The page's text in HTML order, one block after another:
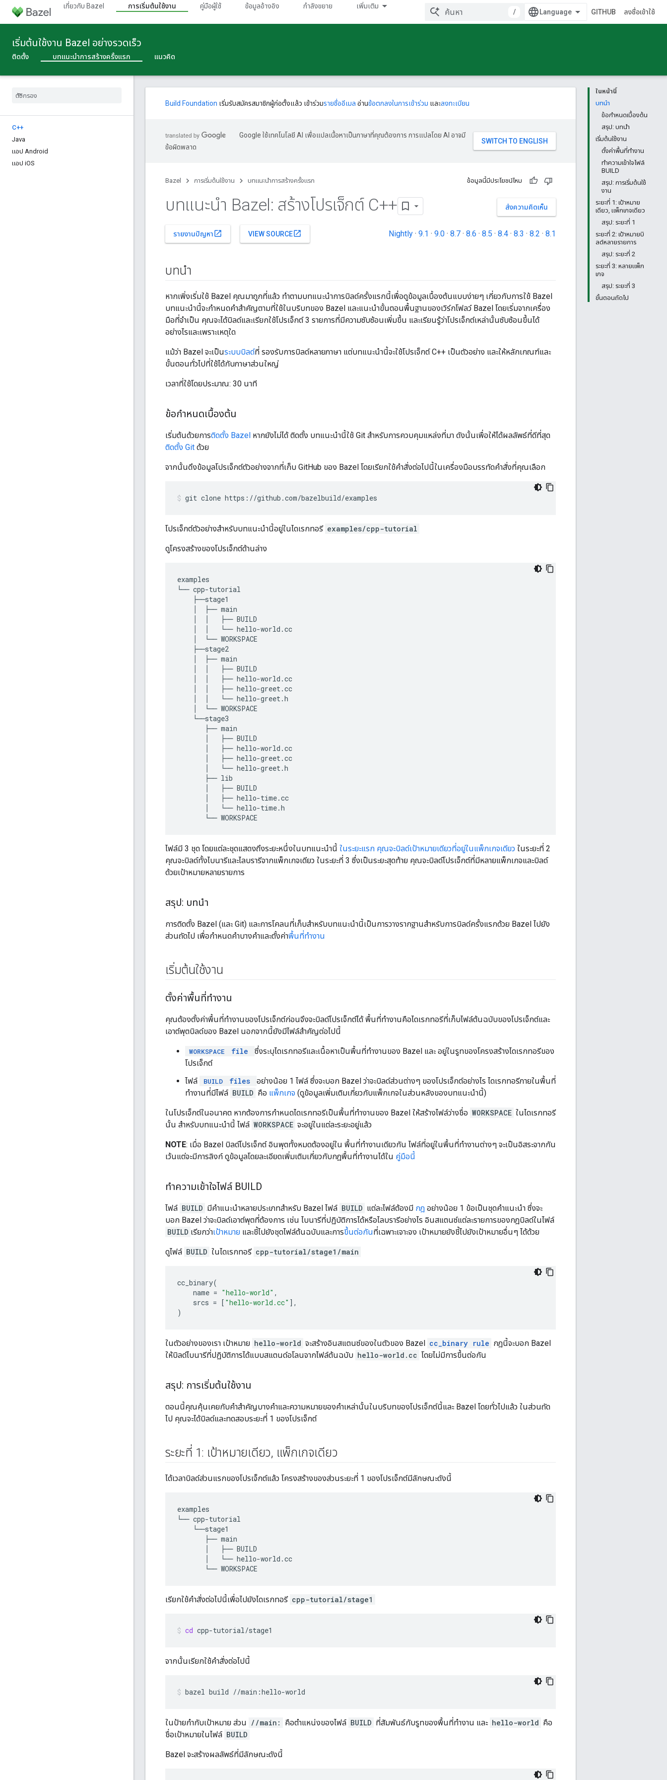
เกี่ยวกับ Bazel การเริ่มต้นใช้งาน คู่มือผู้ใช้ ข้อมูลอ้างอิง กําลังขยาย เพิ่มเติม
/ GITHUB ลงชื่อเข้าใช้
เริ่มต้นใช้งาน Bazel อย่างรวดเร็ว
ติดตั้ง บทแนะนําการสร้างครั้งแรก แนวคิด
C++
Java
แอป Android
แอป iOS
ในหน้านี้
บทนำ
ข้อกำหนดเบื้องต้น
สรุป: บทนำ
เริ่มต้นใช้งาน
ตั้งค่าพื้นที่ทำงาน
ทำความเข้าใจไฟล์
BUILD
สรุป: การเริ่มต้นใช้
งาน
ระยะที่ 1: เป้าหมาย
เดียว, แพ็กเกจเดียว
สรุป: ระยะที่ 1
ระยะที่ 2: เป้าหมายบิ
ลด์หลายรายการ
สรุป: ระยะที่ 2
ระยะที่ 3: หลายแพ็ก
เกจ
สรุป: ระยะที่ 3
ขั้นตอนถัดไป
Build Foundation เริ่มรับสมัครสมาชิกผู้ก่อตั้งแล้ว เข้าร่วมรายชื่ออีเมล อ่านข้อตกลงในการเข้าร่วม และลงทะเบียน
Google ใช้เทคโนโลยี AI เพื่อแปลเนื้อหาเป็นภาษาที่คุณต้องการ การแปลโดย AI อาจมี
ข้อผิดพลาด
Bazel การเริ่มต้นใช้งาน บทแนะนําการสร้างครั้งแรก ข้อมูลนี้มีประโยชน์ไหม
ส่งความคิดเห็น
บทแนะนำ Bazel: สร้างโปรเจ็กต์ C++
รายงานปัญหา open_in_new VIEW SOURCEopen_in_new Nightly · 9.1 · 9.0 · 8.7 · 8.6 · 8.5 · 8.4 · 8.3 · 8.2 · 8.1
บทนำ
หากเพิ่งเริ่มใช้ Bazel คุณมาถูกที่แล้ว ทำตามบทแนะนำการบิลด์ครั้งแรกนี้เพื่อดูข้อมูลเบื้องต้นแบบง่ายๆ เกี่ยวกับการใช้ Bazel
บทแนะนำนี้จะกำหนดคำสำคัญตามที่ใช้ในบริบทของ Bazel และแนะนำขั้นตอนพื้นฐานของเวิร์กโฟลว์ Bazel โดยเริ่มจากเครื่อง
มือที่จำเป็น คุณจะได้บิลด์และเรียกใช้โปรเจ็กต์ 3 รายการที่มีความซับซ้อนเพิ่มขึ้น และเรียนรู้ว่าโปรเจ็กต์เหล่านั้นซับซ้อนขึ้นได้
อย่างไรและเพราะเหตุใด
แม้ว่า Bazel จะเป็นระบบบิลด์ที่ รองรับการบิลด์หลายภาษา แต่บทแนะนำนี้จะใช้โปรเจ็กต์ C++ เป็นตัวอย่าง และให้หลักเกณฑ์และ
ขั้นตอนทั่วไปที่ใช้ได้กับภาษาส่วนใหญ่
เวลาที่ใช้โดยประมาณ: 30 นาที
ข้อกำหนดเบื้องต้น
เริ่มต้นด้วยการติดตั้ง Bazel หากยังไม่ได้ ติดตั้ง บทแนะนำนี้ใช้ Git สำหรับการควบคุมแหล่งที่มา ดังนั้นเพื่อให้ได้ผลลัพธ์ที่ดีที่สุด
ติดตั้ง Git ด้วย
จากนั้นดึงข้อมูลโปรเจ็กต์ตัวอย่างจากที่เก็บ GitHub ของ Bazel โดยเรียกใช้คำสั่งต่อไปนี้ในเครื่องมือบรรทัดคำสั่งที่คุณเลือก
git clone https://github.com/bazelbuild/examples
โปรเจ็กต์ตัวอย่างสำหรับบทแนะนำนี้อยู่ในไดเรกทอรี examples/cpp-tutorial
ดูโครงสร้างของโปรเจ็กต์ด้านล่าง
examples
└── cpp-tutorial
├──stage1
├── main
├── BUILD
└── hello-world .cc
└── WORKSPACE
├──stage2
├── main
├── BUILD
├── hello-world .cc
├── hello-greet.cc
└── hello-greet.h
└── WORKSPACE
└──stage3
├── main
├── BUILD
├── hello-world .cc
├── hello-greet.cc
└── hello-greet.h
├── lib
├── BUILD
├── hello-time.cc
└── hello-time.h
└── WORKSPACE
ไฟล์มี 3 ชุด โดยแต่ละชุดแสดงถึงระยะหนึ่งในบทแนะนำนี้ ในระยะแรก คุณจะบิลด์เป้าหมายเดียวที่อยู่ในแพ็กเกจเดียว ในระยะที่ 2
คุณจะบิลด์ทั้งไบนารีและไลบรารีจากแพ็กเกจเดียว ในระยะที่ 3 ซึ่งเป็นระยะสุดท้าย คุณจะบิลด์โปรเจ็กต์ที่มีหลายแพ็กเกจและบิลด์
ด้วยเป้าหมายหลายรายการ
สรุป: บทนำ
การติดตั้ง Bazel (และ Git) และการโคลนที่เก็บสำหรับบทแนะนำนี้เป็นการวางรากฐานสำหรับการบิลด์ครั้งแรกด้วย Bazel ไปยัง
ส่วนถัดไป เพื่อกำหนดคำบางคำและตั้งค่าพื้นที่ทำงาน
เริ่มต้นใช้งาน
ตั้งค่าพื้นที่ทำงาน
คุณต้องตั้งค่าพื้นที่ทำงานของโปรเจ็กต์ก่อนจึงจะบิลด์โปรเจ็กต์ได้ พื้นที่ทำงานคือไดเรกทอรีที่เก็บไฟล์ต้นฉบับของโปรเจ็กต์และ
เอาต์พุตบิลด์ของ Bazel นอกจากนี้ยังมีไฟล์สำคัญต่อไปนี้
WORKSPACE file
ซึ่งระบุไดเรกทอรีและเนื้อหาเป็นพื้นที่ทำงานของ Bazel และ อยู่ในรูทของโครงสร้างไดเรกทอรีของ
โปรเจ็กต์
ไฟล์
BUILD files
อย่างน้อย 1 ไฟล์ ซึ่งจะบอก Bazel ว่าจะบิลด์ส่วนต่างๆ ของโปรเจ็กต์อย่างไร ไดเรกทอรีภายในพื้นที่
ทำงานที่มีไฟล์ BUILD คือ แพ็กเกจ (ดูข้อมูลเพิ่มเติมเกี่ยวกับแพ็กเกจในส่วนหลังของบทแนะนำนี้)
ในโปรเจ็กต์ในอนาคต หากต้องการกำหนดไดเรกทอรีเป็นพื้นที่ทำงานของ Bazel ให้สร้างไฟล์ว่างชื่อ WORKSPACE ในไดเรกทอรี
นั้น สำหรับบทแนะนำนี้ ไฟล์ WORKSPACE จะอยู่ในแต่ละระยะอยู่แล้ว
NOTE: เมื่อ Bazel บิลด์โปรเจ็กต์ อินพุตทั้งหมดต้องอยู่ใน พื้นที่ทำงานเดียวกัน ไฟล์ที่อยู่ในพื้นที่ทำงานต่างๆ จะเป็นอิสระจากกัน
เว้นแต่จะมีการลิงก์ ดูข้อมูลโดยละเอียดเพิ่มเติมเกี่ยวกับกฎพื้นที่ทำงานได้ใน คู่มือนี้
ทำความเข้าใจไฟล์ BUILD
ไฟล์ BUILD มีคำแนะนำหลายประเภทสำหรับ Bazel ไฟล์ BUILD แต่ละไฟล์ต้องมี กฎ อย่างน้อย 1 ข้อเป็นชุดคำแนะนำ ซึ่งจะ
บอก Bazel ว่าจะบิลด์เอาต์พุตที่ต้องการ เช่น ไบนารีที่ปฏิบัติการได้หรือไลบรารีอย่างไร อินสแตนซ์แต่ละรายการของกฎบิลด์ในไฟล์
BUILD เรียกว่าเป้าหมาย และชี้ไปยังชุดไฟล์ต้นฉบับและการขึ้นต่อกันที่เฉพาะเจาะจง เป้าหมายยังชี้ไปยังเป้าหมายอื่นๆ ได้ด้วย
ดูไฟล์ BUILD ในไดเรกทอรี cpp-tutorial/stage1/main
cc_binary(
name = "hello-world" ,
srcs = [ "hello-world.cc" ],
)
ในตัวอย่างของเรา เป้าหมาย hello-world จะสร้างอินสแตนซ์ของในตัวของ Bazel cc_binary rule กฎนี้จะบอก Bazel
ให้บิลด์ไบนารีที่ปฏิบัติการได้แบบสแตนด์อโลนจากไฟล์ต้นฉบับ hello-world.cc โดยไม่มีการขึ้นต่อกัน
สรุป: การเริ่มต้นใช้งาน
ตอนนี้คุณคุ้นเคยกับคำสำคัญบางคำและความหมายของคำเหล่านั้นในบริบทของโปรเจ็กต์นี้และ Bazel โดยทั่วไปแล้ว ในส่วนถัด
ไป คุณจะได้บิลด์และทดสอบระยะที่ 1 ของโปรเจ็กต์
ระยะที่ 1: เป้าหมายเดียว, แพ็กเกจเดียว
ได้เวลาบิลด์ส่วนแรกของโปรเจ็กต์แล้ว โครงสร้างของส่วนระยะที่ 1 ของโปรเจ็กต์มีลักษณะดังนี้
examples
└── cpp-tutorial
└──stage1
├── main
├── BUILD
└── hello-world .cc
└── WORKSPACE
เรียกใช้คำสั่งต่อไปนี้เพื่อไปยังไดเรกทอรี cpp-tutorial/stage1
cd cpp-tutorial/stage1
จากนั้นเรียกใช้คำสั่งต่อไปนี้
bazel build //main:hello-world
ในป้ายกำกับเป้าหมาย ส่วน //main: คือตำแหน่งของไฟล์ BUILD ที่สัมพันธ์กับรูทของพื้นที่ทำงาน และ hello-world คือ
ชื่อเป้าหมายในไฟล์ BUILD
Bazel จะสร้างผลลัพธ์ที่มีลักษณะดังนี้